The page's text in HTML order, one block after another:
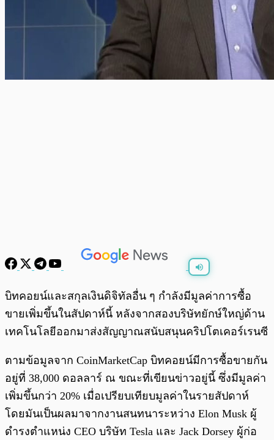
พร้อมเล่น 0:00 0:00
บิทคอยน์และสกุลเงินดิจิทัลอื่น ๆ กำลังมีมูลค่าการซื้อ
ขายเพิ่มขึ้นในสัปดาห์นี้ หลังจากสองบริษัทยักษ์ใหญ่ด้าน
เทคโนโลยีออกมาส่งสัญญาณสนับสนุนคริปโตเคอร์เรนซี
ตามข้อมูลจาก CoinMarketCap บิทคอยน์มีการซื้อขายกัน
อยู่ที่ 38,000 ดอลลาร์ ณ ขณะที่เขียนข่าวอยู่นี้ ซึ่งมีมูลค่า
เพิ่มขึ้นกว่า 20% เมื่อเปรียบเทียบมูลค่าในรายสัปดาห์
โดยมันเป็นผลมาจากงานสนทนาระหว่าง Elon Musk ผู้
ดำรงตำแหน่ง CEO บริษัท Tesla และ Jack Dorsey ผู้ก่อ